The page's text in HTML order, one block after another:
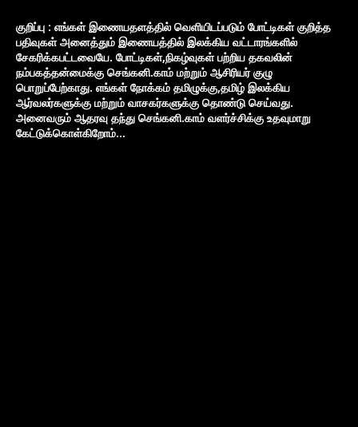
குறிப்பு : எங்கள் இணையதளத்தில் வெளியிடப்படும் போட்டிகள் குறித்த
பதிவுகள் அனைத்தும் இணையத்தில் இலக்கிய வட்டாரங்களில்
சேகரிக்கபட்டவையே. போட்டிகள்,நிகழ்வுகள் பற்றிய தகவலின்
நம்பகத்தன்மைக்கு செங்கனி.காம் மற்றும் ஆசிரியர் குழு
பொறுப்பேற்காது. எங்கள் நோக்கம் தமிழுக்கு,தமிழ் இலக்கிய
ஆர்வலர்களுக்கு மற்றும் வாசகர்களுக்கு தொண்டு செய்வது.
அனைவரும் ஆதரவு தந்து செங்கனி.காம் வளர்ச்சிக்கு உதவுமாறு
கேட்டுக்கொள்கிறோம்...